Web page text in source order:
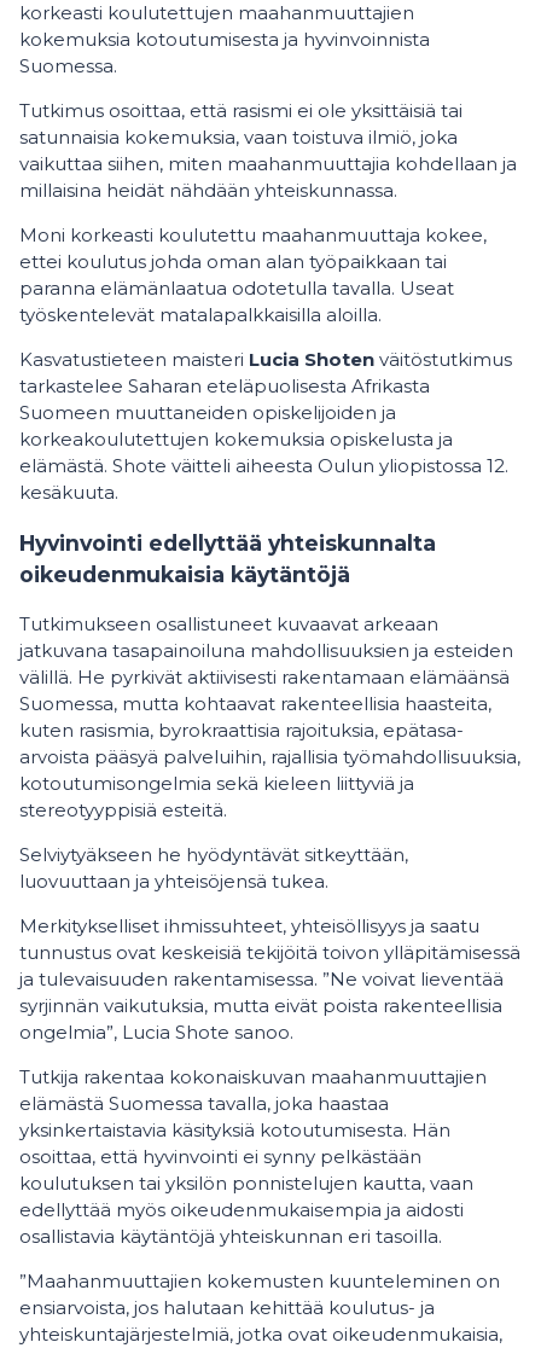
korkeasti koulutettujen maahanmuuttajien
kokemuksia kotoutumisesta ja hyvinvoinnista
Suomessa.
Tutkimus osoittaa, että rasismi ei ole yksittäisiä tai
satunnaisia kokemuksia, vaan toistuva ilmiö, joka
vaikuttaa siihen, miten maahanmuuttajia kohdellaan ja
millaisina heidät nähdään yhteiskunnassa.
Moni korkeasti koulutettu maahanmuuttaja kokee,
ettei koulutus johda oman alan työpaikkaan tai
paranna elämänlaatua odotetulla tavalla. Useat
työskentelevät matalapalkkaisilla aloilla.
Kasvatustieteen maisteri Lucia Shoten väitöstutkimus
tarkastelee Saharan eteläpuolisesta Afrikasta
Suomeen muuttaneiden opiskelijoiden ja
korkeakoulutettujen kokemuksia opiskelusta ja
elämästä. Shote väitteli aiheesta Oulun yliopistossa 12.
kesäkuuta.
Hyvinvointi edellyttää yhteiskunnalta
oikeudenmukaisia käytäntöjä
Tutkimukseen osallistuneet kuvaavat arkeaan
jatkuvana tasapainoiluna mahdollisuuksien ja esteiden
välillä. He pyrkivät aktiivisesti rakentamaan elämäänsä
Suomessa, mutta kohtaavat rakenteellisia haasteita,
kuten rasismia, byrokraattisia rajoituksia, epätasa-
arvoista pääsyä palveluihin, rajallisia työmahdollisuuksia,
kotoutumisongelmia sekä kieleen liittyviä ja
stereotyyppisiä esteitä.
Selviytyäkseen he hyödyntävät sitkeyttään,
luovuuttaan ja yhteisöjensä tukea.
Merkitykselliset ihmissuhteet, yhteisöllisyys ja saatu
tunnustus ovat keskeisiä tekijöitä toivon ylläpitämisessä
ja tulevaisuuden rakentamisessa. ”Ne voivat lieventää
syrjinnän vaikutuksia, mutta eivät poista rakenteellisia
ongelmia”, Lucia Shote sanoo.
Tutkija rakentaa kokonaiskuvan maahanmuuttajien
elämästä Suomessa tavalla, joka haastaa
yksinkertaistavia käsityksiä kotoutumisesta. Hän
osoittaa, että hyvinvointi ei synny pelkästään
koulutuksen tai yksilön ponnistelujen kautta, vaan
edellyttää myös oikeudenmukaisempia ja aidosti
osallistavia käytäntöjä yhteiskunnan eri tasoilla.
”Maahanmuuttajien kokemusten kuunteleminen on
ensiarvoista, jos halutaan kehittää koulutus- ja
yhteiskuntajärjestelmiä, jotka ovat oikeudenmukaisia,